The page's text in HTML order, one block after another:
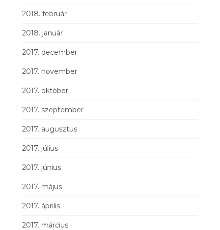
2018. február
2018. január
2017. december
2017. november
2017. október
2017. szeptember
2017. augusztus
2017. július
2017. június
2017. május
2017. április
2017. március